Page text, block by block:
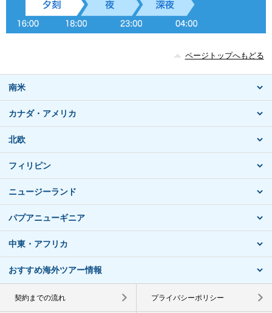
ページトップへもどる
南米
カナダ・アメリカ
北欧
フィリピン
ニュージーランド
パプアニューギニア
中東・アフリカ
おすすめ海外ツアー情報
契約までの流れ プライバシーポリシー